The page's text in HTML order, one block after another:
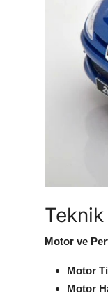
Motor ve
Motor
Motor